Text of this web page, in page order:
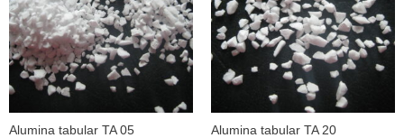
Alumina tabular TA 05 Alumina tabular TA 20